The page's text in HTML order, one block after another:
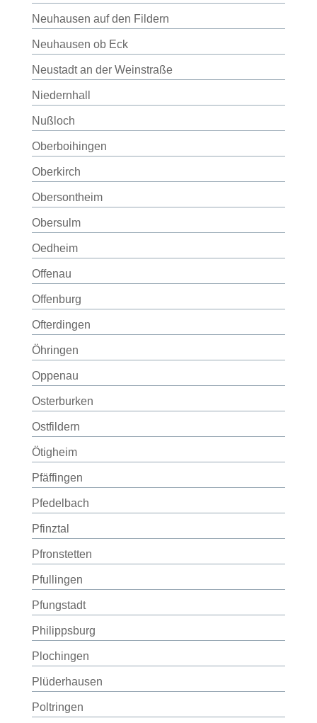
Neuhausen auf den Fildern
Neuhausen ob Eck
Neustadt an der Weinstraße
Niedernhall
Nußloch
Oberboihingen
Oberkirch
Obersontheim
Obersulm
Oedheim
Offenau
Offenburg
Ofterdingen
Öhringen
Oppenau
Osterburken
Ostfildern
Ötigheim
Pfäffingen
Pfedelbach
Pfinztal
Pfronstetten
Pfullingen
Pfungstadt
Philippsburg
Plochingen
Plüderhausen
Poltringen